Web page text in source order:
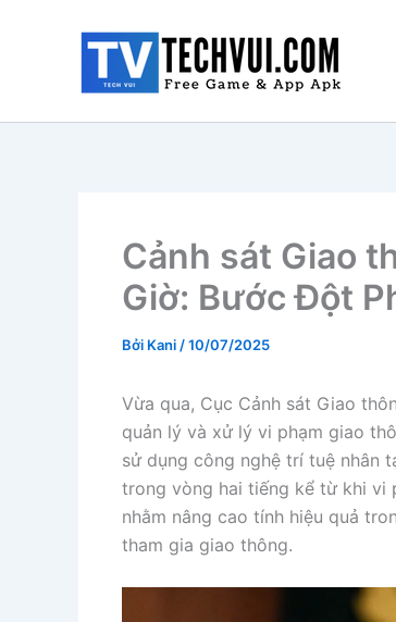
Cảnh sát Giao
Giờ: Bước Đột
Bởi Kani /10/07/2025
Vừa qua, Cục Cảnh sát Giao
quản lý và xử lý vi phạm giao
sử dụng công nghệ trí tuệ nhân
trong vòng hai tiếng kể từ khi vi
nhằm nâng cao tính hiệu quả
tham gia giao thông.